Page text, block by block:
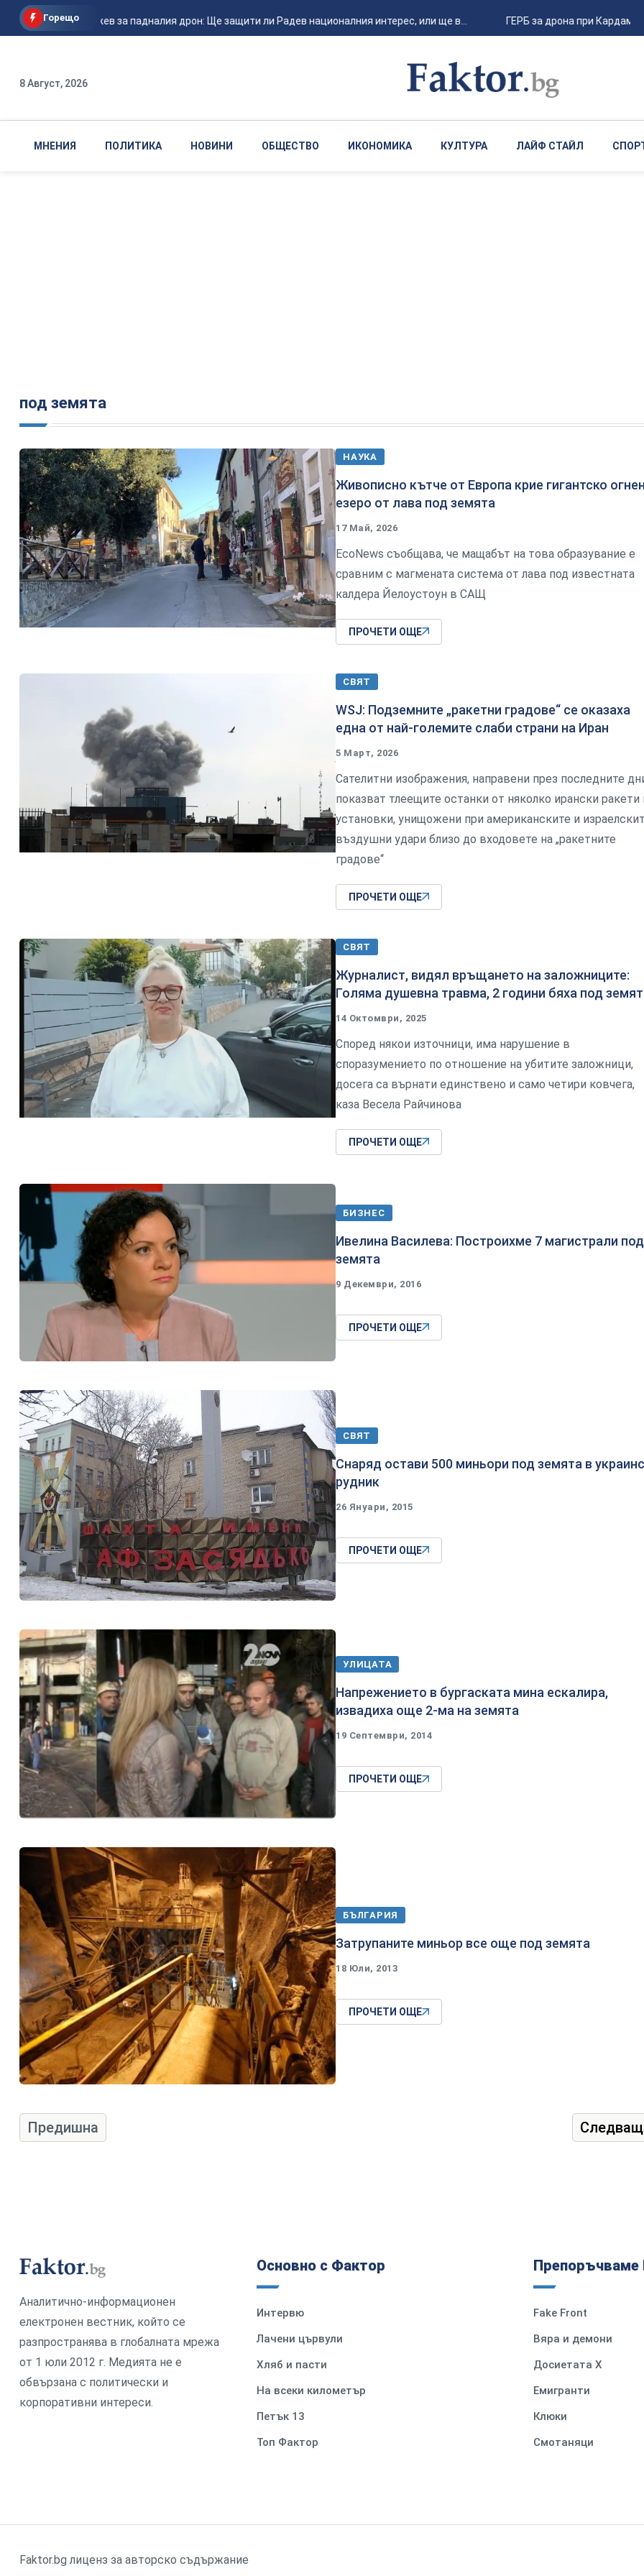
Горещо
Христо Гаджев за падналия дрон: Ще защити ли Радев националния интерес, или ще в... ГЕРБ за дрона при Кардам:
8 Август, 2026
МНЕНИЯ ПОЛИТИКА НОВИНИ ОБЩЕСТВО ИКОНОМИКА КУЛТУРА ЛАЙФ СТАЙЛ
под земята
НАУКА
Живописно кътче от Европа крие гигантско
езеро от лава под земята
17 Май, 2026
EcoNews съобщава, че мащабът на това образувание е
сравним с магмената система от лава под известната
калдера Йелоустоун в САЩ
ПРОЧЕТИ ОЩЕ
СВЯТ
WSJ: Подземните „ракетни градове“ се оказаха
една от най-големите слаби страни на Иран
5 Март, 2026
Сателитни изображения, направени през последните
показват тлеещите останки от няколко ирански ракети
установки, унищожени при американските и
въздушни удари близо до входовете на „ракетните
градове“
ПРОЧЕТИ ОЩЕ
СВЯТ
Журналист, видял връщането на заложниците:
Голяма душевна травма, 2 години бяха под
14 Октомври, 2025
Според някои източници, има нарушение в
споразумението по отношение на убитите заложници,
досега са върнати единствено и само четири ковчега,
каза Весела Райчинова
ПРОЧЕТИ ОЩЕ
БИЗНЕС
Ивелина Василева: Построихме 7 магистрали под
земята
9 Декември, 2016
ПРОЧЕТИ ОЩЕ
СВЯТ
Снаряд остави 500 миньори под земята в
рудник
26 Януари, 2015
ПРОЧЕТИ ОЩЕ
УЛИЦАТА
Напрежението в бургаската мина ескалира,
извадиха още 2-ма на земята
19 Септември, 2014
ПРОЧЕТИ ОЩЕ
БЪЛГАРИЯ
Затрупаните миньор все още под земята
18 Юли, 2013
ПРОЧЕТИ ОЩЕ
Предишна
Аналитично-информационен
електронен вестник, който се
разпространява в глобалната мрежа
от 1 юли 2012 г. Медията не е
обвързана с политически и
корпоративни интереси.
Основно с Фактор
Интервю
Лачени цървули
Хляб и пасти
На всеки километър
Петък 13
Топ Фактор
Препоръчваме
Fake Front
Вяра и демони
Досиетата Х
Емигранти
Клюки
Смотаняци
Faktor.bg лиценз за авторско съдържание